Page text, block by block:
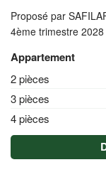
Proposé par
4ème trimestre 2028
Appartement
2 pièces
3 pièces
4 pièces